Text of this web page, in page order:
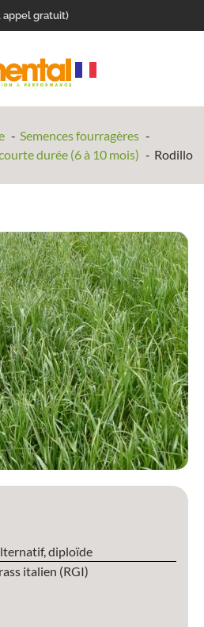
appel gratuit)
Semences fourragères
durée (6 à 10 mois)
Rodillo
diploïde
italien (RGI)